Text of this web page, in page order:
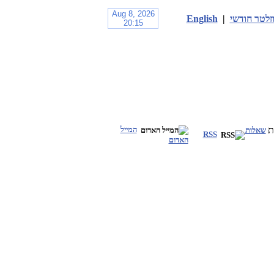
חודשי |
English
שאלות RSS
המייל
האדום